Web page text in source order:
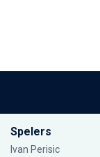
Spelers
Ivan Perisic